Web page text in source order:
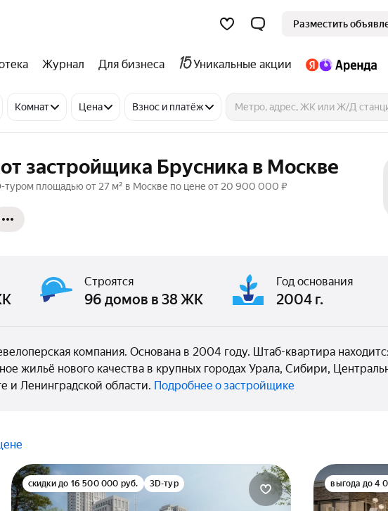
Разместить
Журнал Для бизнеса Уникальные акции
Комнат Цена Взнос и платёж
застройщика Брусника в Москве
туром площадью от 27 м² в Москве по цене от 20 900 000 ₽
Строятся
96 домов в 38 ЖК
Год основания
2004 г.
компания. Основана в 2004 году. Штаб-квартира
жильё нового качества в крупных городах Урала, Сибири,
и Ленинградской области. Подробнее о застройщике
скидки до 16 500 000 руб. 3D-тур выгода до 4